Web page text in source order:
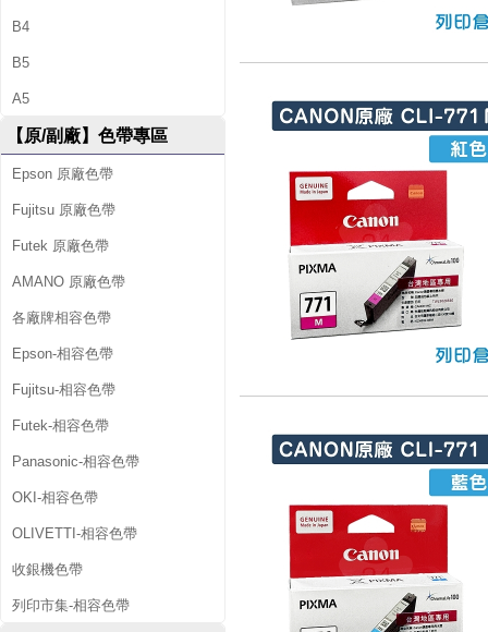
B4
B5
A5
【原/副廠】色帶專區
Epson 原廠色帶
Fujitsu 原廠色帶
Futek 原廠色帶
AMANO 原廠色帶
各廠牌相容色帶
Epson-相容色帶
Fujitsu-相容色帶
Futek-相容色帶
Panasonic-相容色帶
OKI-相容色帶
OLIVETTI-相容色帶
收銀機色帶
列印市集-相容色帶